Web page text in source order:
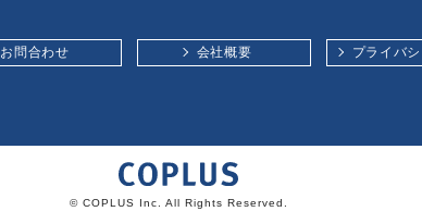
お問合わせ 会社概要 プライバ
© COPLUS Inc. All Rights Reserved.